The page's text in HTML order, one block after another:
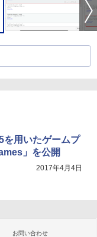
を用いたゲームプ
」を公開
2017年4月4日
お問い合わせ